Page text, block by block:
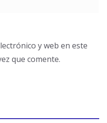
y web en este
que comente.